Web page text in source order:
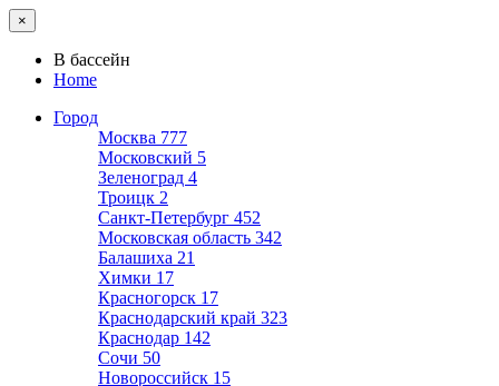
×
В бассейн
Home
Город
Москва 777
Московский 5
Зеленоград 4
Троицк 2
Санкт-Петербург 452
Московская область 342
Балашиха 21
Химки 17
Красногорск 17
Краснодарский край 323
Краснодар 142
Сочи 50
Новороссийск 15